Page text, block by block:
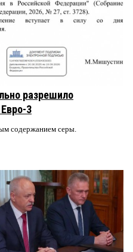
разрешило
3
содержанием серы.